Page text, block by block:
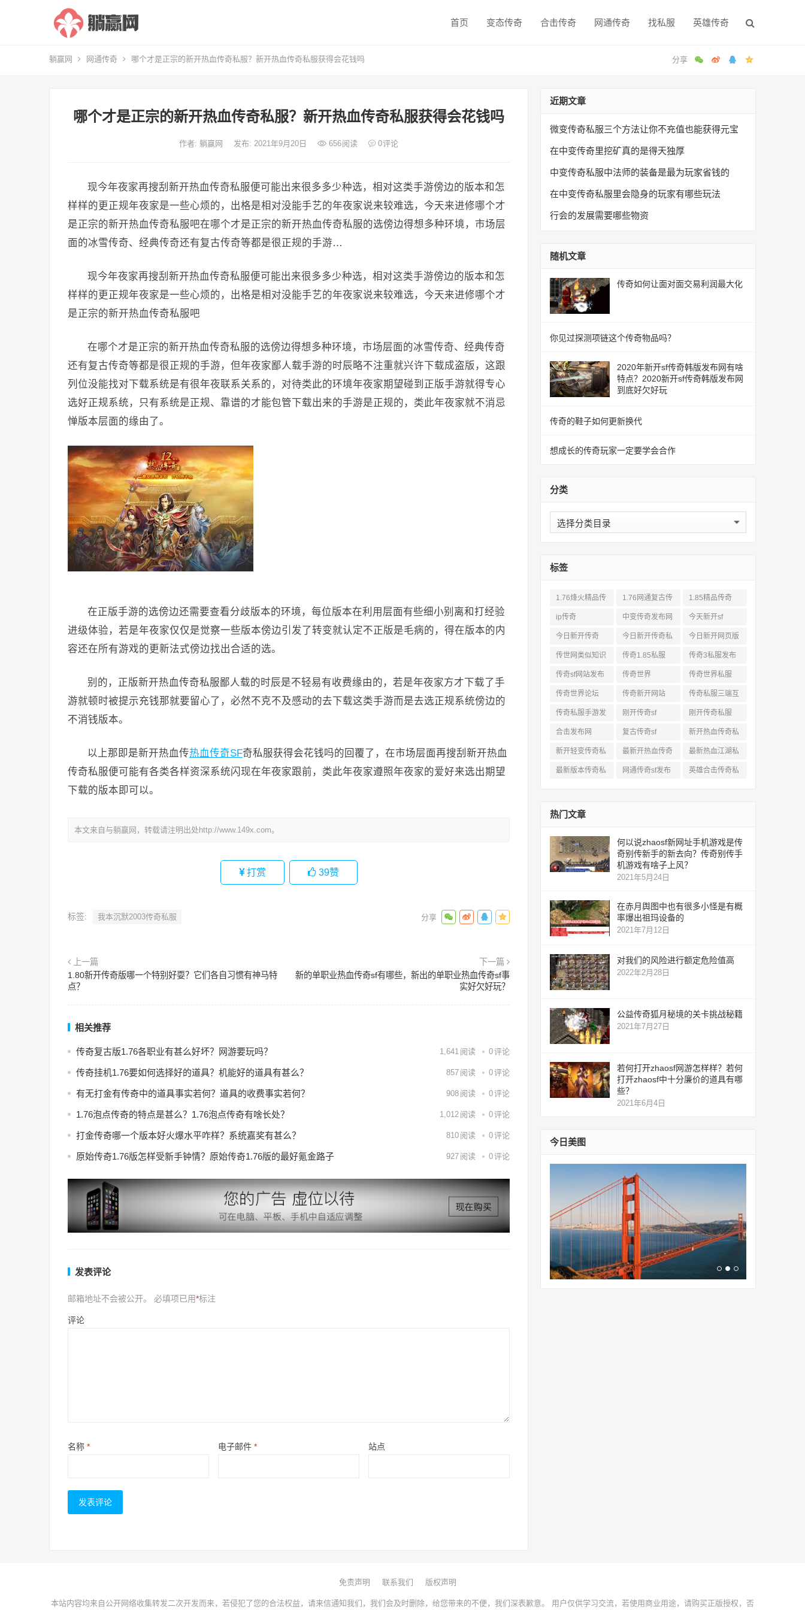
首页 变态传奇 合击传奇 网通传奇 找私服 英雄传奇
躺赢网 网通传奇 哪个才是正宗的新开热血传奇私服？新开热血传奇私服获得会花钱吗
哪个才是正宗的新开热血传奇私服？新开热血传奇私服获得会花钱吗
作者: 躺赢网 发布: 2021年9月20日 656阅读 0评论
现今年夜家再搜刮新开热血传奇私服便可能出来很多多少种选，相对这类手游傍边的版本和怎
样样的更正规年夜家是一些心烦的，出格是相对没能手艺的年夜家说来较难选，今天来进修哪个才
是正宗的新开热血传奇私服吧在哪个才是正宗的新开热血传奇私服的选傍边得想多种环境，市场层
面的冰雪传奇、经典传奇还有复古传奇等都是很正规的手游…
现今年夜家再搜刮新开热血传奇私服便可能出来很多多少种选，相对这类手游傍边的版本和怎
样样的更正规年夜家是一些心烦的，出格是相对没能手艺的年夜家说来较难选，今天来进修哪个才
是正宗的新开热血传奇私服吧
在哪个才是正宗的新开热血传奇私服的选傍边得想多种环境，市场层面的冰雪传奇、经典传奇
还有复古传奇等都是很正规的手游，但年夜家鄙人载手游的时辰略不注重就兴许下载成盗版，这跟
列位没能找对下载系统是有很年夜联系关系的，对待类此的环境年夜家期望碰到正版手游就得专心
选好正规系统，只有系统是正规、靠谱的才能包管下载出来的手游是正规的，类此年夜家就不消忌
惮版本层面的缘由了。
在正版手游的选傍边还需要查看分歧版本的环境，每位版本在利用层面有些细小别离和打经验
进级体验，若是年夜家仅仅是觉察一些版本傍边引发了转变就认定不正版是毛病的，得在版本的内
容还在所有游戏的更新法式傍边找出合适的选。
别的，正版新开热血传奇私服鄙人载的时辰是不轻易有收费缘由的，若是年夜家方才下载了手
游就顿时被提示充钱那就要留心了，必然不克不及感动的去下载这类手游而是去选正规系统傍边的
不消钱版本。
以上那即是新开热血传热血传奇SF奇私服获得会花钱吗的回覆了，在市场层面再搜刮新开热血
传奇私服便可能有各类各样资深系统闪现在年夜家跟前，类此年夜家遵照年夜家的爱好来选出期望
下载的版本即可以。
本文来自与躺赢网，转载请注明出处http://www.149x.com。
打赏 39赞
标签: 我本沉默2003传奇私服
上一篇
1.80新开传奇版哪一个特别好耍？它们各自习惯有神马特
点？
下一篇
新的单职业热血传奇sf有哪些，新出的单职业热血传奇sf事
实好欠好玩？
相关推荐
传奇复古版1.76各职业有甚么好坏？网游要玩吗？ 1,641 阅读 0评论
传奇挂机1.76要如何选择好的道具？机能好的道具有甚么？ 857 阅读 0评论
有无打金有传奇中的道具事实若何？道具的收费事实若何？ 908 阅读 0评论
1.76泡点传奇的特点是甚么？1.76泡点传奇有啥长处？ 1,012 阅读 0评论
打金传奇哪一个版本好火爆水平咋样？系统嘉奖有甚么？ 810 阅读 0评论
原始传奇1.76版怎样受新手钟情？原始传奇1.76版的最好氪金路子 927 阅读 0评论
发表评论
邮箱地址不会被公开。 必填项已用*标注
评论
名称 * 电子邮件 * 站点
近期文章
微变传奇私服三个方法让你不充值也能获得元宝
在中变传奇里挖矿真的是得天独厚
中变传奇私服中法师的装备是最为玩家省钱的
在中变传奇私服里会隐身的玩家有哪些玩法
行会的发展需要哪些物资
随机文章
传奇如何让面对面交易利润最大化
你见过探测项链这个传奇物品吗？
2020年新开sf传奇韩版发布网有啥
特点？2020新开sf传奇韩版发布网
到底好欠好玩
传奇的鞋子如何更新换代
想成长的传奇玩家一定要学会合作
分类
分
类
标签
1.76烽火精品传
奇私服网站
1.76网通复古传
奇sf
1.85精品传奇
ip传奇 中变传奇发布网 今天新开sf
今日新开传奇
今日新开传奇私
服发布网
今日新开网页版
传奇
传世网类似知识 传奇1.85私服
传奇3私服发布
网站
传奇sf网站发布
网
传奇世界 传奇世界私服
传奇世界论坛 传奇新开网站
传奇私服三端互
通
传奇私服手游发
布网三端
刚开传奇sf 刚开传奇私服
合击发布网 复古传奇sf
新开热血传奇私
服网
新开轻变传奇私
服
最新开热血传奇
私服
最新热血江湖私
服
最新版本传奇私
网通传奇sf发布
英雄合击传奇私
热门文章
何以说zhaosf新网址手机游戏是传
奇别传新手的新去向？传奇别传手
机游戏有啥子上风？
2021年5月24日
在赤月舆图中也有很多小怪是有概
率爆出祖玛设备的
2021年7月12日
对我们的风险进行额定危险值高
2022年2月28日
公益传奇狐月秘境的关卡挑战秘籍
2021年7月27日
若何打开zhaosf网游怎样样？若何
打开zhaosf中十分廉价的道具有哪
些？
2021年6月4日
今日美图
免责声明 联系我们 版权声明
本站内容均来自公开网络收集转发二次开发而来，若侵犯了您的合法权益，请来信通知我们，我们会及时删除，给您带来的不便，我们深表歉意。 用户仅供学习交流，若使用商业用途，请购买正版授权，否